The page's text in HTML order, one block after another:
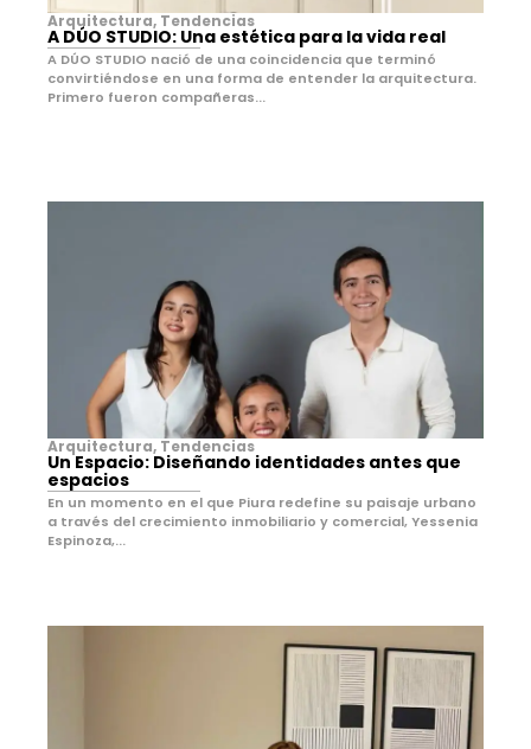
Arquitectura, Tendencias
A DÚO STUDIO: Una estética para la vida real
A DÚO STUDIO nació de una coincidencia que terminó
convirtiéndose en una forma de entender la arquitectura.
Primero fueron compañeras...
Arquitectura, Tendencias
Un Espacio: Diseñando identidades antes que
espacios
En un momento en el que Piura redefine su paisaje urbano
a través del crecimiento inmobiliario y comercial, Yessenia
Espinoza,...